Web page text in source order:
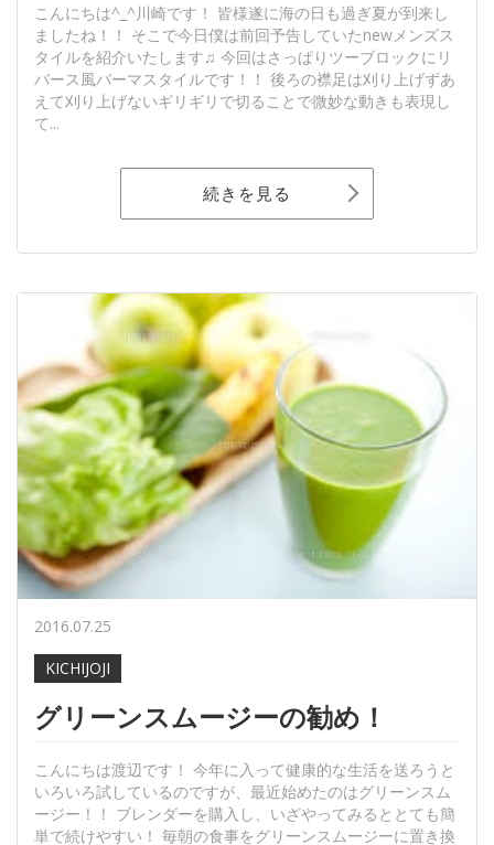
こんにちは^_^川崎です！ 皆様遂に海の日も過ぎ夏が到来し
ましたね！！ そこで今日僕は前回予告していたnewメンズス
タイルを紹介いたします♫ 今回はさっぱりツーブロックにリ
バース風パーマスタイルです！！ 後ろの襟足は刈り上げずあ
えて刈り上げないギリギリで切ることで微妙な動きも表現し
て...
続きを見る
2016.07.25
KICHIJOJI
グリーンスムージーの勧め！
こんにちは渡辺です！ 今年に入って健康的な生活を送ろうと
いろいろ試しているのですが、最近始めたのはグリーンスム
ージー！！ ブレンダーを購入し、いざやってみるととても簡
単で続けやすい！ 毎朝の食事をグリーンスムージーに置き換